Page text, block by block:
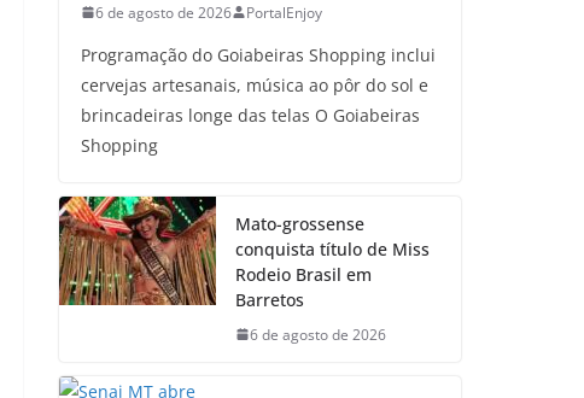
6 de agosto de 2026 PortalEnjoy
Programação do Goiabeiras Shopping inclui
cervejas artesanais, música ao pôr do sol e
brincadeiras longe das telas O Goiabeiras
Shopping
Mato-grossense
conquista título de Miss
Rodeio Brasil em
Barretos
6 de agosto de 2026